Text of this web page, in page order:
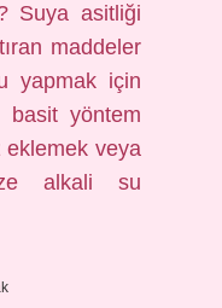
Suya asitliği
maddeler
yapmak için
yöntem
eklemek veya
alkali su